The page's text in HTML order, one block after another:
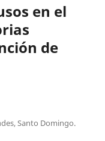
en el
de
Santo Domingo.